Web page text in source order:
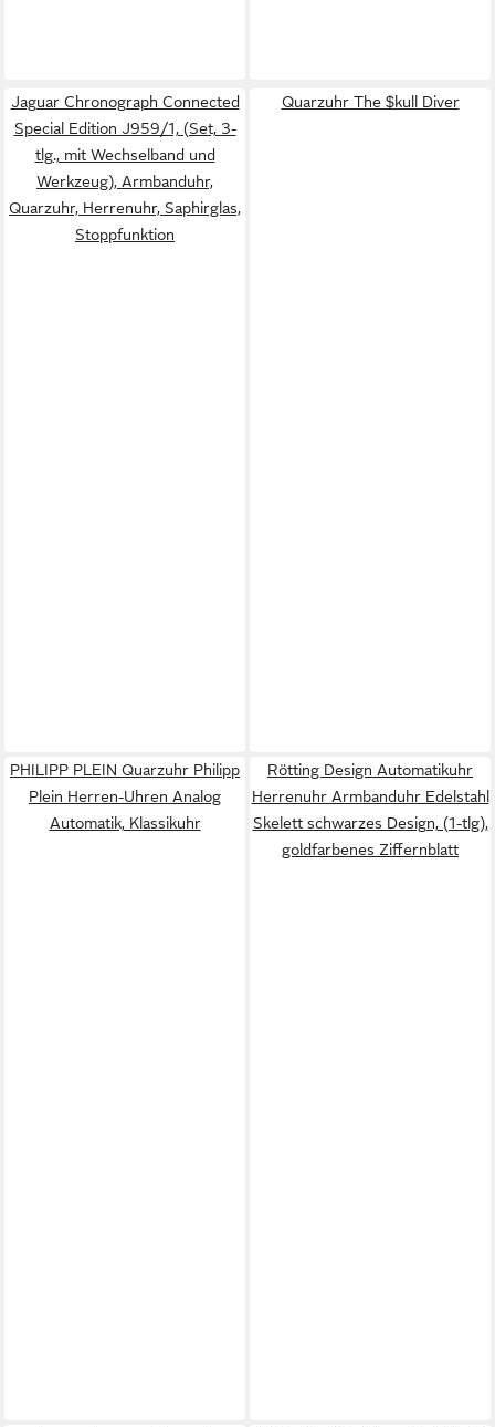
Jaguar Chronograph Connected
Special Edition J959/1, (Set, 3-
tlg., mit Wechselband und
Werkzeug), Armbanduhr,
Quarzuhr, Herrenuhr, Saphirglas,
Stoppfunktion
Quarzuhr The $kull Diver
PHILIPP PLEIN Quarzuhr Philipp
Plein Herren-Uhren Analog
Automatik, Klassikuhr
Rötting Design Automatikuhr
Herrenuhr Armbanduhr Edelstahl
Skelett schwarzes Design, (1-tlg),
goldfarbenes Ziffernblatt